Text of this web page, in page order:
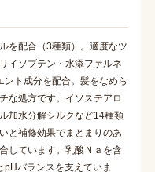
を配合（3種類）。適度なツ
イソブテン・水添ファルネ
ト成分を配合。髪をなめら
な処方です。イソステアロ
加水分解シルクなど14種類
と補修効果でまとまりのあ
しています。乳酸Ｎａを含
バランスを支えていま